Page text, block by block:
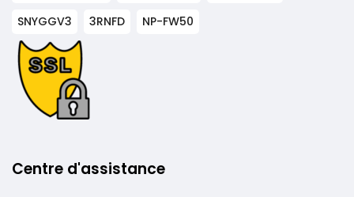
SNYGGV3
3RNFD NP-FW50
Centre d'assistance